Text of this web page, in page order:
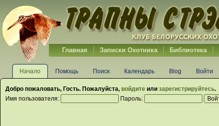
Главная Записки Охотника Библиотека
Начало Помощь Поиск Календарь Blog Войти
Добро пожаловать, Гость. Пожалуйста, войдите или зарегистрируйтесь.
Имя пользователя:
Пароль: